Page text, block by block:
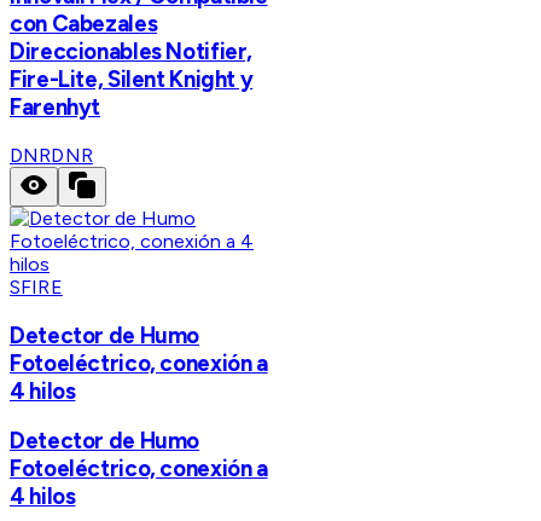
con Cabezales
Direccionables Notifier,
Fire-Lite, Silent Knight y
Farenhyt
DNRDNR
SFIRE
Detector de Humo
Fotoeléctrico, conexión a
4 hilos
Detector de Humo
Fotoeléctrico, conexión a
4 hilos